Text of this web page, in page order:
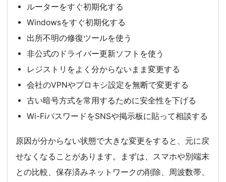
ルーターをすぐ初期化する
Windowsをすぐ初期化する
出所不明の修復ツールを使う
非公式のドライバー更新ソフトを使う
レジストリをよく分からないまま変更する
会社のVPNやプロキシ設定を無断で変更する
古い暗号方式を常用するために安全性を下げる
Wi-FiパスワードをSNSや掲示板に貼って相談する
原因が分からない状態で大きな変更をすると、元に戻
せなくなることがあります。まずは、スマホや別端末
との比較、保存済みネットワークの削除、周波数帯、